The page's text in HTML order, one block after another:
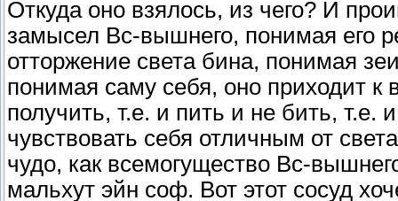
Откуда оно взялось, из чего? И
замысел Вс-вышнего, понимая его
отторжение света бина, понимая
понимая саму себя, оно приходит к
получить, т.е. и пить и не бить, т.е.
чувствовать себя отличным от
чудо, как всемогущество Вс-
мальхут эйн соф. Вот этот сосуд